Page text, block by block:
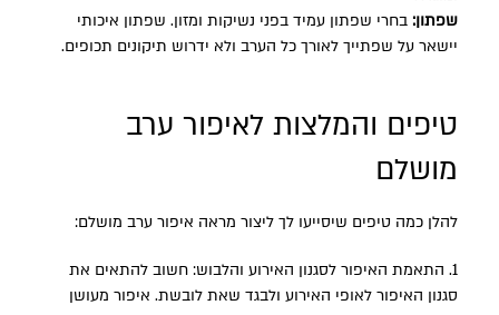
שפתון: בחרי שפתון עמיד בפני נשיקות ומזון. שפתון איכותי
יישאר על שפתייך לאורך כל הערב ולא ידרוש תיקונים תכופים.
טיפים והמלצות לאיפור ערב
מושלם
להלן כמה טיפים שיסייעו לך ליצור מראה איפור ערב מושלם:
1. התאמת האיפור לסגנון האירוע והלבוש: חשוב להתאים את
סגנון האיפור לאופי האירוע ולבגד שאת לובשת. איפור מעושן